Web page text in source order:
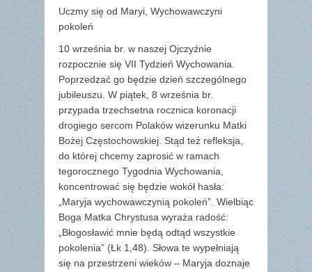
Uczmy się od Maryi, Wychowawczyni
pokoleń
10 września br. w naszej Ojczyźnie
rozpocznie się VII Tydzień Wychowania.
Poprzedzać go będzie dzień szczególnego
jubileuszu. W piątek, 8 września br.
przypada trzechsetna rocznica koronacji
drogiego sercom Polaków wizerunku Matki
Bożej Częstochowskiej. Stąd też refleksja,
do której chcemy zaprosić w ramach
tegorocznego Tygodnia Wychowania,
koncentrować się będzie wokół hasła:
„Maryja wychowawczynią pokoleń”. Wielbiąc
Boga Matka Chrystusa wyraża radość:
„Błogosławić mnie będą odtąd wszystkie
pokolenia” (Łk 1,48). Słowa te wypełniają
się na przestrzeni wieków – Maryja doznaje